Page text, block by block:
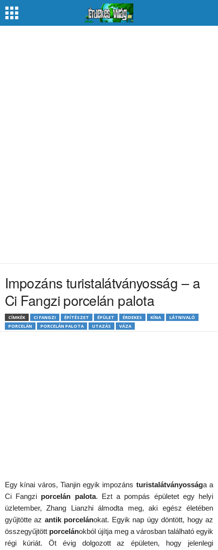
Impozáns turistalátványosság – a
Ci Fangzi porcelán palota
CÍMKÉK CI FANGZI ÉPÍTÉSZET ÉPÜLET ÉRDEKES KÍNA
LÁTNIVALÓ
PORCELÁN
PORCELÁN PALOTA UTAZÁS VÁZA
Egy kínai város, Tianjin egyik impozáns turistalátványossága a
Ci Fangzi porcelán palota. Ezt a pompás épületet egy helyi
üzletember, Zhang Lianzhi álmodta meg, aki egész életében
gyűjtötte az antik porcelánokat. Egyik nap úgy döntött, hogy az
összegyűjtött porcelánokból újítja meg a városban található egyik
régi kúriát. Öt évig dolgozott az épületen, hogy jelenlegi